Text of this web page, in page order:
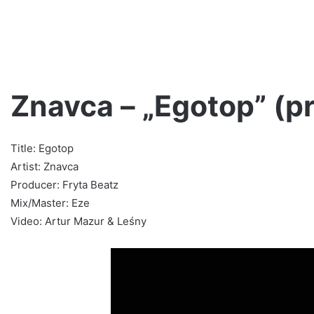
Znavca – „Egotop”
Title: Egotop
Artist: Znavca
Producer: Fryta Beatz
Mix/Master: Eze
Video: Artur Mazur & Leśny
okazji
lecia
Records!
2 tygodnie ago